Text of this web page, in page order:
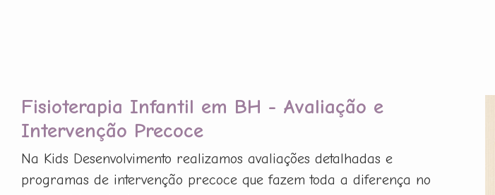
Fisioterapia Infantil em BH - Avaliação e
Intervenção Precoce
Na Kids Desenvolvimento realizamos avaliações detalhadas e
programas de intervenção precoce que fazem toda a diferença no